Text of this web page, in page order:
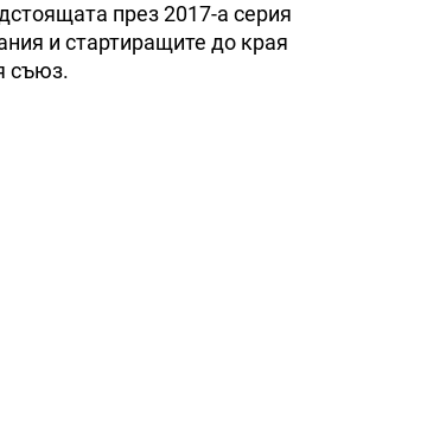
през 2017-а серия
и стартиращите до края
съюз.